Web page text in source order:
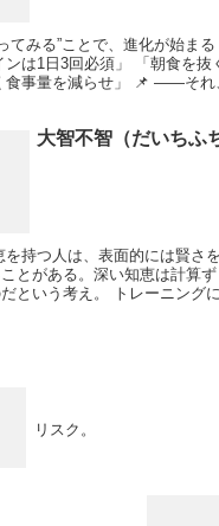
てみる”ことで、進化が始ま
ンは1日3回必須」 「朝食を抜
食事量を減らせ」 📌 ――それ
大智不智（だいちふ
持つ人は、表面的には賢さ
とがある。深い知恵は計算
という考え。 トレーニング
リスク。